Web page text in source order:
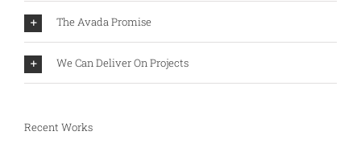
The Avada Promise
We Can Deliver On Projects
Recent Works